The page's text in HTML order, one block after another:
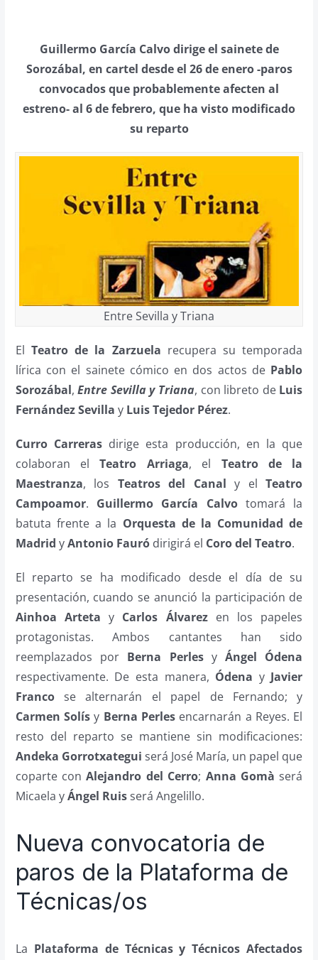
Guillermo García Calvo dirige el sainete de
Sorozábal, en cartel desde el 26 de enero -paros
convocados que probablemente afecten al
estreno- al 6 de febrero, que ha visto modificado
su reparto
Entre Sevilla y Triana
El Teatro de la Zarzuela recupera su temporada
lírica con el sainete cómico en dos actos de Pablo
Sorozábal,Entre Sevilla y Triana, con libreto de Luis
Fernández Sevilla y Luis Tejedor Pérez.
Curro Carrerasdirige esta producción, en la que
colaboran elTeatro Arriaga, el Teatro de la
Maestranza, los Teatros del Canal y elTeatro
Campoamor. Guillermo García Calvotomará la
batuta frente a la Orquesta de la Comunidad de
Madrid yAntonio Fauródirigirá el Coro del Teatro.
El reparto se ha modificado desde el día de su
presentación, cuando se anunció la participación de
Ainhoa Arteta y Carlos Álvarezen los papeles
protagonistas. Ambos cantantes han sido
reemplazados por Berna PerlesyÁngel Ódena
respectivamente. De esta manera, Ódena y Javier
Francose alternarán el papel de Fernando; y
Carmen Solísy Berna Perles encarnarán a Reyes. El
resto del reparto se mantiene sin modificaciones:
Andeka Gorrotxategui será José María, un papel que
coparte conAlejandro del Cerro; Anna Gomà será
Micaela yÁngel Ruisserá Angelillo.
Nueva convocatoria de
paros de la Plataforma de
Técnicas/os
La Plataforma de Técnicas y Técnicos Afectados